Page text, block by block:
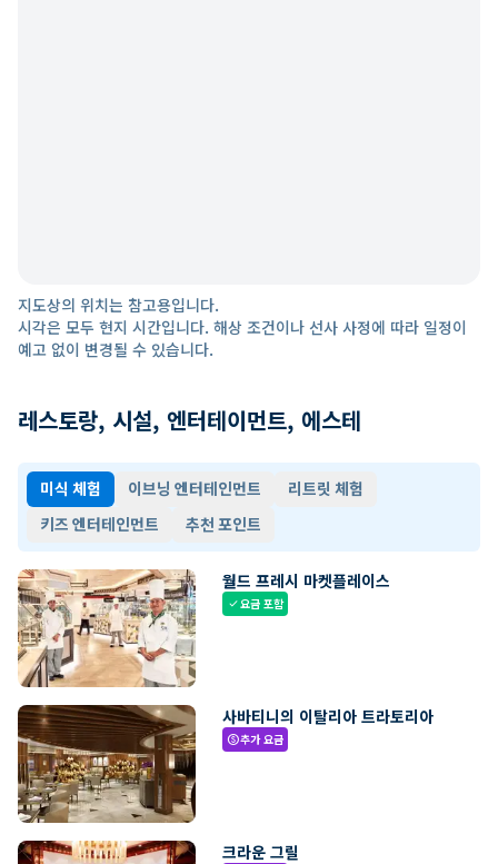
지도상의 위치는 참고용입니다.
시각은 모두 현지 시간입니다. 해상 조건이나 선사 사정에 따라 일정이
예고 없이 변경될 수 있습니다.
레스토랑, 시설, 엔터테이먼트, 에스테
미식 체험 이브닝 엔터테인먼트
리트릿 체험
키즈 엔터테인먼트
추천 포인트
월드 프레시 마켓플레이스
check요금 포함
사바티니의 이탈리아 트라토리아
paid추가 요금
크라운 그릴